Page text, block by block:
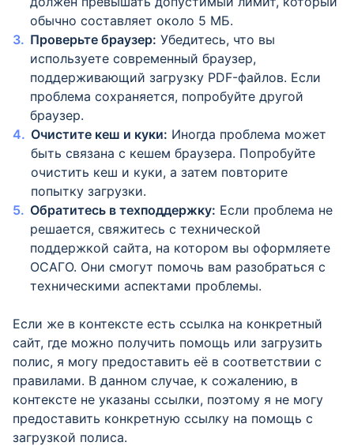
обычно составляет около 5 МБ.
Проверьте браузер: Убедитесь, что вы
используете современный браузер,
поддерживающий загрузку PDF-файлов. Если
проблема сохраняется, попробуйте другой
браузер.
Очистите кеш и куки: Иногда проблема может
быть связана с кешем браузера. Попробуйте
очистить кеш и куки, а затем повторите
попытку загрузки.
Обратитесь в техподдержку: Если проблема не
решается, свяжитесь с технической
поддержкой сайта, на котором вы оформляете
ОСАГО. Они смогут помочь вам разобраться с
техническими аспектами проблемы.
Если же в контексте есть ссылка на конкретный
сайт, где можно получить помощь или загрузить
полис, я могу предоставить её в соответствии с
правилами. В данном случае, к сожалению, в
контексте не указаны ссылки, поэтому я не могу
предоставить конкретную ссылку на помощь с
загрузкой полиса.